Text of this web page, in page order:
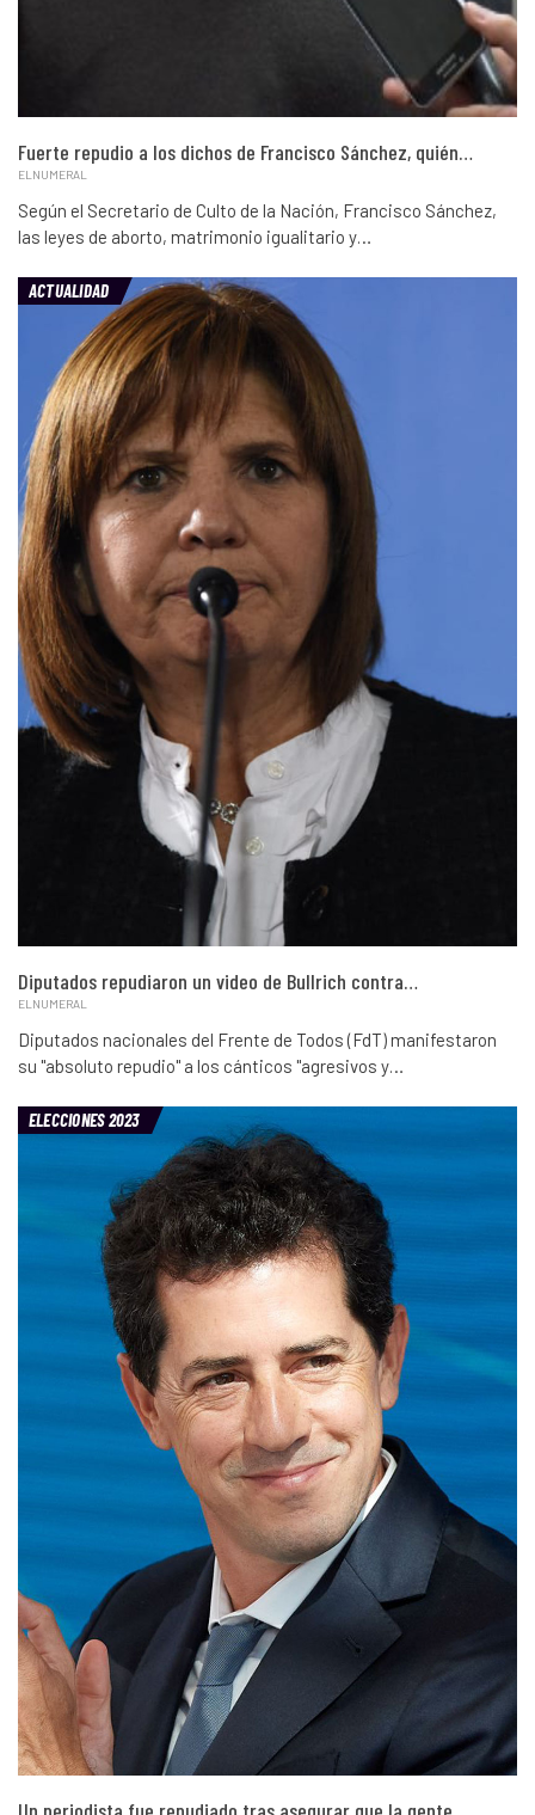
Fuerte repudio a los dichos de Francisco Sánchez, quién…
ELNUMERAL
Según el Secretario de Culto de la Nación, Francisco Sánchez,
las leyes de aborto, matrimonio igualitario y…
ACTUALIDAD
Diputados repudiaron un video de Bullrich contra…
ELNUMERAL
Diputados nacionales del Frente de Todos (FdT) manifestaron
su "absoluto repudio" a los cánticos "agresivos y…
ELECCIONES 2023